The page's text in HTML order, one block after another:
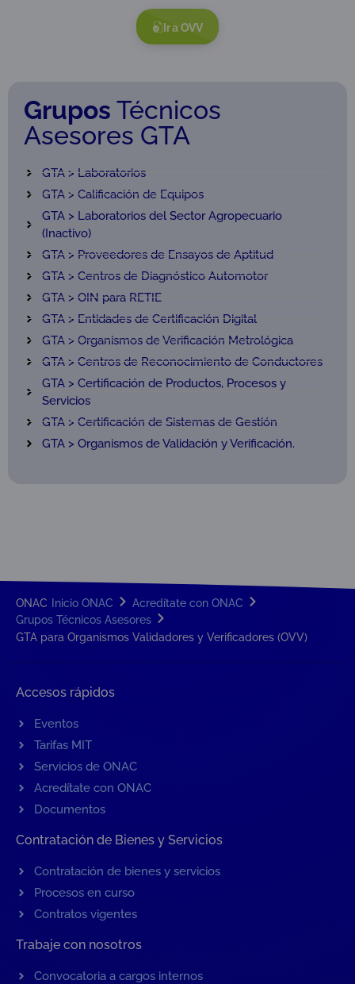
Grupos Técnicos
Asesores GTA
GTA > Laboratorios
GTA > Calificación de Equipos
GTA > Laboratorios del Sector Agropecuario
(Inactivo)
GTA > Proveedores de Ensayos de Aptitud
GTA > Centros de Diagnóstico Automotor
GTA > OIN para RETIE
GTA > Entidades de Certificación Digital
GTA > Organismos de Verificación Metrológica
GTA > Centros de Reconocimiento de Conductores
GTA > Certificación de Productos, Procesos y
Servicios
GTA > Certificación de Sistemas de Gestión
GTA > Organismos de Validación y Verificación.
Ir a OVV
ONAC Inicio ONAC
Acredítate con ONAC
Grupos Técnicos Asesores
GTA para Organismos Validadores y Verificadores (OVV)
Accesos rápidos
Eventos
Tarifas MIT
Servicios de ONAC
Acredítate con ONAC
Documentos
Contratación de Bienes y Servicios
Contratación de bienes y servicios
Procesos en curso
Contratos vigentes
Trabaje con nosotros
Convocatoria a cargos internos